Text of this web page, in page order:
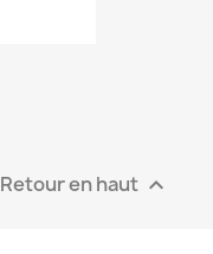
Retour en haut 